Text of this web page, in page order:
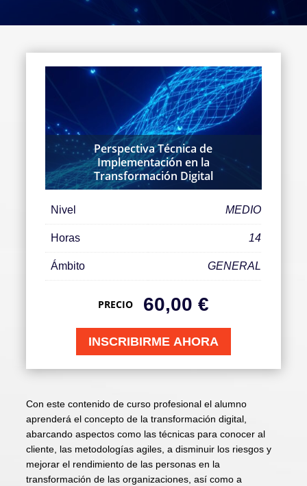
Con este contenido de curso profesional el alumno
aprenderá el concepto de la transformación digital,
abarcando aspectos como las técnicas para conocer al
cliente, las metodologías agiles, a disminuir los riesgos y
mejorar el rendimiento de las personas en la
transformación de las organizaciones, así como a
Perspectiva Técnica de
Implementación en la
Transformación Digital
Nivel MEDIO
Horas 14
Ámbito GENERAL
PRECIO 60,00 €
INSCRIBIRME AHORA